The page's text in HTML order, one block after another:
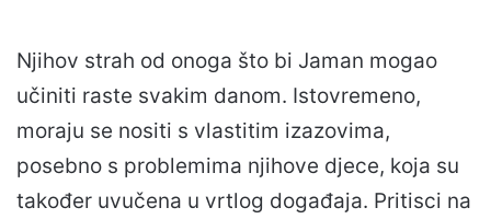
Njihov strah od onoga što bi Jaman mogao
učiniti raste svakim danom. Istovremeno,
moraju se nositi s vlastitim izazovima,
posebno s problemima njihove djece, koja su
također uvučena u vrtlog događaja. Pritisci na